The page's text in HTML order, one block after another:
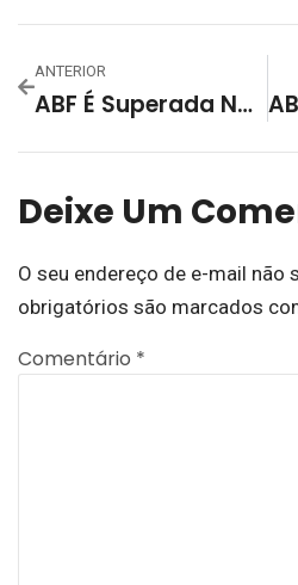
ANTERIOR
ABF É Superada Na Série Ouro Pela ACBF E Precisa Vencer Na Serra Gaúcha, Antes Joga Em Casa Pela Copa RS, Na Quarta-Feira (30)
Deixe Um
O seu endereço de e-mail não
obrigatórios são marcados
Comentário *